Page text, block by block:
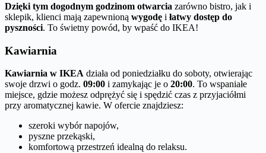
Dzięki tym dogodnym godzinom otwarcia zarówno bistro, jak i
sklepik, klienci mają zapewnioną wygodę i łatwy dostęp do
pyszności. To świetny powód, by wpaść do IKEA!
Kawiarnia
Kawiarnia w IKEA działa od poniedziałku do soboty, otwierając
swoje drzwi o godz. 09:00 i zamykając je o 20:00. To wspaniałe
miejsce, gdzie możesz odprężyć się i spędzić czas z przyjaciółmi
przy aromatycznej kawie. W ofercie znajdziesz:
szeroki wybór napojów,
pyszne przekąski,
komfortową przestrzeń idealną do relaksu.